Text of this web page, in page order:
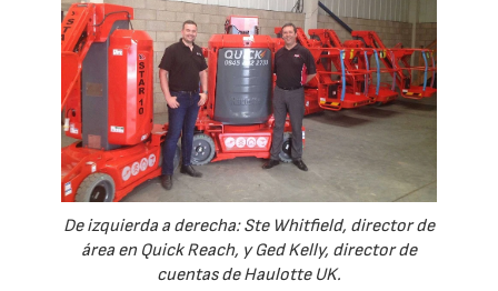
De izquierda a derecha: Ste Whitfield, director de
área en Quick Reach, y Ged Kelly, director de
cuentas de Haulotte UK.